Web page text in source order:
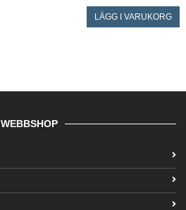
LÄGG I VARUKORG
WEBBSHOP